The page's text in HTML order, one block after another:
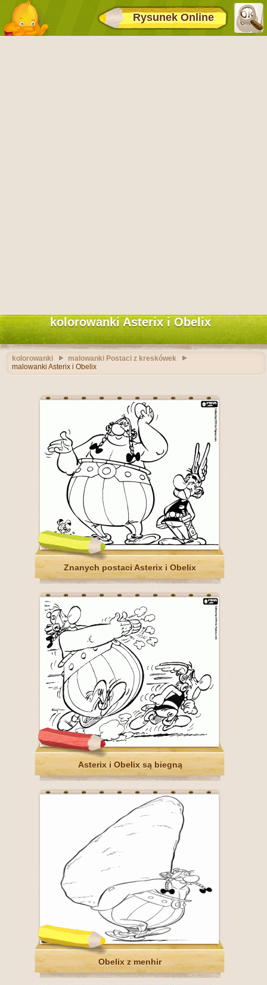
Rysunek Online
kolorowanki Asterix i Obelix
kolorowanki
malowanki Postaci z kreskówek
malowanki Asterix i Obelix
Znanych postaci Asterix i Obelix
Asterix i Obelix są biegną
Obelix z menhir